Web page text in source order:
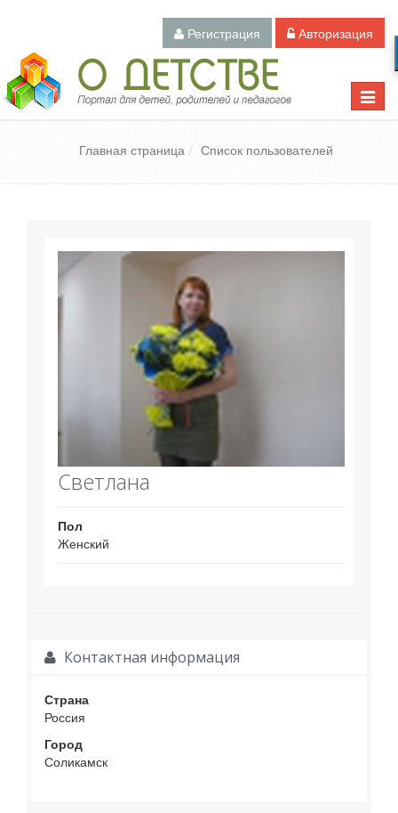
Регистрация Авторизация
Toggle
Педагогический портал «О детстве»
Главная страница Список пользователей
Светлана
Пол
Женский
Контактная информация
Страна
Россия
Город
Соликамск